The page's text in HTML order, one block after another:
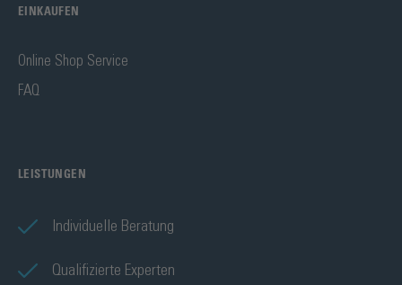
EINKAUFEN
Online Shop Service
FAQ
LEISTUNGEN
Individuelle Beratung
Qualifizierte Experten